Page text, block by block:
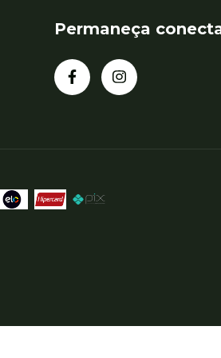
Permaneça